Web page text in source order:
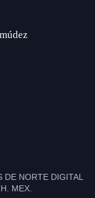
NORTE DIGITAL
MEX.